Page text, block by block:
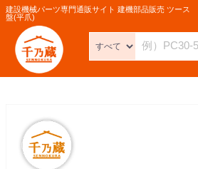
建設機械パーツ専門通販サイト 建機部品販売 ツース
盤(平爪)